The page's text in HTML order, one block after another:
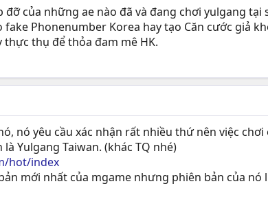
của những ae nào đã và đang chơi yulgang tại
Phonenumber Korea hay tạo Căn cước giả
thụ để thỏa đam mê HK.
nó yêu cầu xác nhận rất nhiều thứ nên việc
Yulgang Taiwan. (khác TQ nhé)
hot/index
mới nhất của mgame nhưng phiên bản của